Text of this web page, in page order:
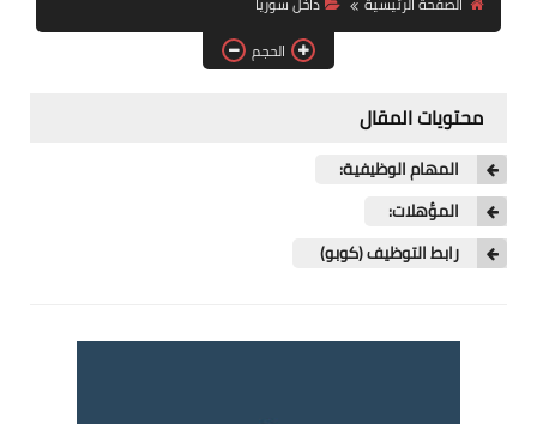
فرص عمل في العراق
فرص عمل في اليمن
الحجم
محتويات المقال
المهام الوظيفية:
المؤهلات:
رابط التوظيف (كوبو)